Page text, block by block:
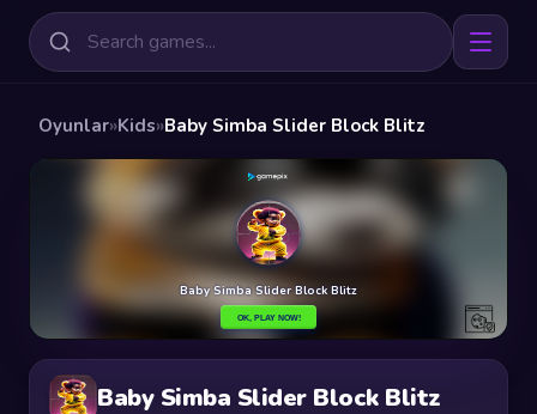
Oyunlar»Kids»Baby Simba Slider Block Blitz
Baby Simba Slider Block Blitz